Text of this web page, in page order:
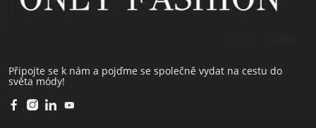
Připojte se k nám a pojďme se společně vydat na cestu do
světa módy!